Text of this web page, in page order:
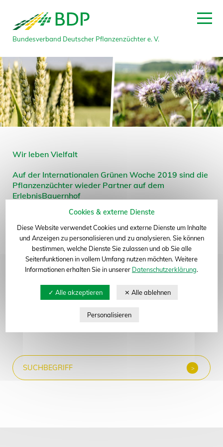
Bundesverband Deutscher Pflanzenzüchter e. V.
Wir leben Vielfalt
Auf der Internationalen Grünen Woche 2019 sind die
Pflanzenzüchter wieder Partner auf dem
ErlebnisBauernhof
Bonn, 16.01.2019. Unter dem Motto »Wir leben
dieses Jahr auf der Internationalen Grünen Woche in
Berlin. Auf dem Erlebnisbauernhof in Halle 3.2 am
Stand 115 können sich alle Interessierten vom 18. bis
27. Januar 2019 über die Pflanzenzüchtung in
Deutschland und ihre Leistungen informieren.Mehrzum Seitenanfang
Cookies & externe Dienste
Diese Website verwendet Cookies und externe Dienste um Inhalte
und Anzeigen zu personalisieren und zu analysieren. Sie können
bestimmen, welche Dienste Sie zulassen und ob Sie alle
Seitenfunktionen in vollem Umfang nutzen möchten. Weitere
Informationen erhalten Sie in unserer Datenschutzerklärung.